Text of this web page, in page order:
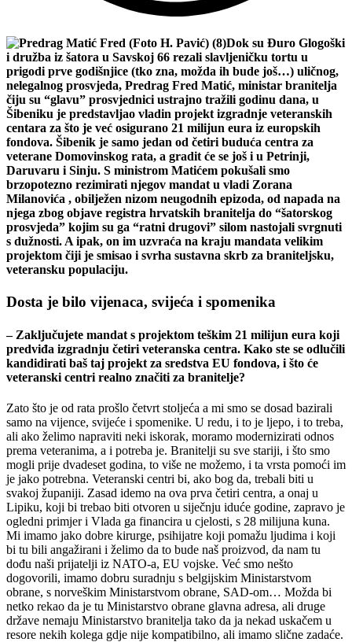
Dok su Đuro Glogoški
i družba iz šatora u Savskoj 66 rezali slavljeničku tortu u
prigodi prve godišnjice (tko zna, možda ih bude još…) uličnog,
nelegalnog prosvjeda, Predrag Fred Matić, ministar branitelja
čiju su “glavu” prosvjednici ustrajno tražili godinu dana, u
Šibeniku je predstavljao vladin projekt izgradnje veteranskih
centara za što je već osigurano 21 milijun eura iz europskih
fondova. Šibenik je samo jedan od četiri buduća centra za
veterane Domovinskog rata, a gradit će se još i u Petrinji,
Daruvaru i Sinju. S ministrom Matićem pokušali smo
brzopotezno rezimirati njegov mandat u vladi Zorana
Milanovića , obilježen nizom neugodnih epizoda, od napada na
njega zbog objave registra hrvatskih branitelja do “šatorskog
prosvjeda” kojim su ga “ratni drugovi” silom nastojali svrgnuti
s dužnosti. A ipak, on im uzvraća na kraju mandata velikim
projektom čiji je smisao i svrha sustavna skrb za braniteljsku,
veteransku populaciju.
Dosta je bilo vijenaca, svijeća i spomenika
– Zaključujete mandat s projektom teškim 21 milijun eura koji
predviđa izgradnju četiri veteranska centra. Kako ste se odlučili
kandidirati baš taj projekt za sredstva EU fondova, i što će
veteranski centri realno značiti za branitelje?
Zato što je od rata prošlo četvrt stoljeća a mi smo se dosad bazirali
samo na vijence, svijeće i spomenike. U redu, i to je ljepo, i to treba,
ali ako želimo napraviti neki iskorak, moramo modernizirati odnos
prema veteranima, a i potreba je. Branitelji su sve stariji, i što smo
mogli prije dvadeset godina, to više ne možemo, i ta vrsta pomoći im
je jako potrebna. Veteranski centri bi, ako bog da, trebali biti u
svakoj županiji. Zasad idemo na ova prva četiri centra, a onaj u
Lipiku, koji bi trebao biti otvoren u siječnju iduće godine, zapravo je
ogledni primjer i Vlada ga financira u cjelosti, s 28 milijuna kuna.
Mi imamo jako dobre kirurge, psihijatre koji pomažu ljudima i koji
bi tu bili angažirani i želimo da to bude naš proizvod, da nam tu
dođu naši prijatelji iz NATO-a, EU vojske. Već smo nešto
dogovorili, imamo dobru suradnju s belgijskim Ministarstvom
obrane, s norveškim Ministarstvom obrane, SAD-om… Možda bi
netko rekao da je tu Ministarstvo obrane glavna adresa, ali druge
države nemaju Ministarstvo branitelja tako da ja nekad uskačem u
resore nekih kolega gdje nije kompatibilno, ali imamo slične zadaće.